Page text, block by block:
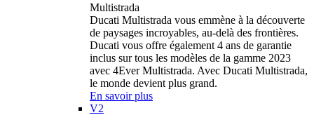
Multistrada
Ducati Multistrada vous emmène à la découverte
de paysages incroyables, au-delà des frontières.
Ducati vous offre également 4 ans de garantie
inclus sur tous les modèles de la gamme 2023
avec 4Ever Multistrada. Avec Ducati Multistrada,
le monde devient plus grand.
En savoir plus
V2